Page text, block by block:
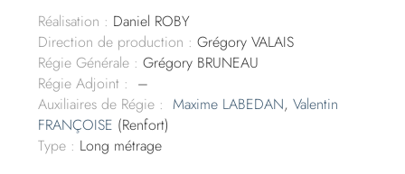
Réalisation : Daniel ROBY
Direction de production : Grégory VALAIS
Régie Générale : Grégory BRUNEAU
Régie Adjoint : –
Auxiliaires de Régie : Maxime LABEDAN,Valentin
FRANÇOISE (Renfort)
Type : Long métrage